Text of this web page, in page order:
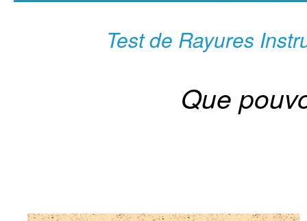
Test de Rayures
Que